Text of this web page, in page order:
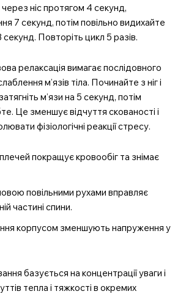
ніс протягом 4 секунд,
7 секунд, потім повільно видихайте
Повторіть цикл 5 разів.
релаксація вимагає послідовного
м’язів тіла. Починайте з ніг і
м’язи на 5 секунд, потім
Це зменшує відчуття скованості і
фізіологічні реакції стресу.
покращує кровообіг та знімає
повільними рухами вправляє
частині спини.
корпусом зменшують напруження у
базується на концентрації уваги і
тепла і тяжкості в окремих